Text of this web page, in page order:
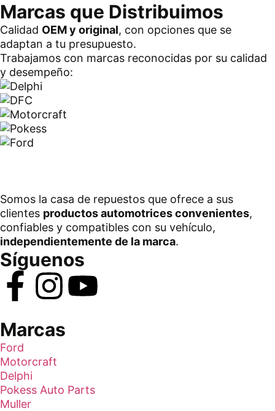
Marcas que Distribuimos
Calidad OEM y original, con opciones que se
adaptan a tu presupuesto.
Trabajamos con marcas reconocidas por su calidad
y desempeño:
Somos la casa de repuestos que ofrece a sus
clientes productos automotrices convenientes,
confiables y compatibles con su vehículo,
independientemente de la marca.
Síguenos
Marcas
Ford
Motorcraft
Delphi
Pokess Auto Parts
Muller